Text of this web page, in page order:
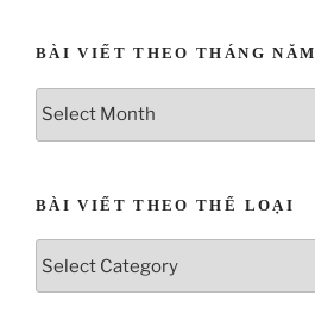
BÀI VIẾT THEO THÁNG NĂM
BÀI VIẾT THEO THỂ LOẠI